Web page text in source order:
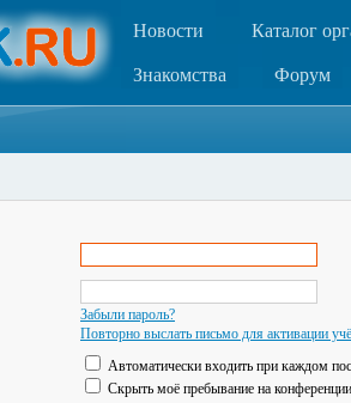
Новости Каталог
Знакомства Форум
Забыли пароль?
Повторно выслать письмо для активации
Автоматически входить при каждом
Скрыть моё пребывание на